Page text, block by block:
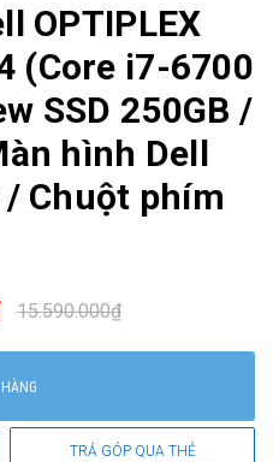
OPTIPLEX
(Core i7-6700
SSD 250GB /
hình Dell
Chuột phím
15.590.000₫
TRẢ GÓP QUA THẺ